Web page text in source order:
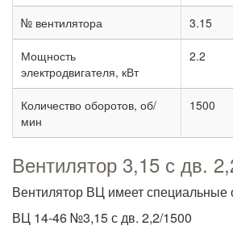
№ вентилятора 3.15
Мощность
электродвигателя, кВт
2.2
Количество оборотов, об/
мин
1500
Вентилятор 3,15 с дв.
Вентилятор ВЦ имеет специальные
ВЦ 14-46 №3,15 с дв. 2,2/1500